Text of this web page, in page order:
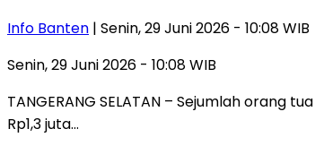
Info Banten | Senin, 29 Juni 2026 - 10:08 WIB
Senin, 29 Juni 2026 - 10:08 WIB
TANGERANG SELATAN – Sejumlah
Rp1,3 juta…